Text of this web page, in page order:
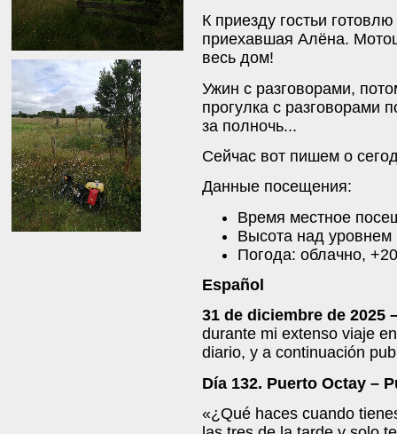
К приезду гостьи
приехавшая Алёна.
весь дом!
Ужин с разговорами,
прогулка с разговорами
за полночь...
Сейчас вот пишем о
Данные посещения:
Время местное
Высота над
Погода: облачно,
Español
31 de diciembre de 2025
durante mi extenso viaje
diario, y a continuación
Día 132. Puerto Octay –
«¿Qué haces cuando